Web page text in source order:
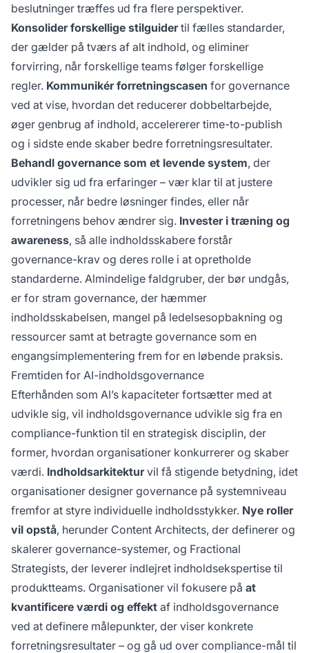
beslutninger træffes ud fra flere perspektiver.
Konsolider forskellige stilguidertil fælles standarder,
der gælder på tværs af alt indhold, og eliminer
forvirring, når forskellige teams følger forskellige
regler. Kommunikér forretningscasen for governance
ved at vise, hvordan det reducerer dobbeltarbejde,
øger genbrug af indhold, accelererer time-to-publish
og i sidste ende skaber bedre forretningsresultater.
Behandl governance som et levende system, der
udvikler sig ud fra erfaringer – vær klar til at justere
processer, når bedre løsninger findes, eller når
forretningens behov ændrer sig. Invester i træning og
awareness, så alle indholdsskabere forstår
governance-krav og deres rolle i at opretholde
standarderne. Almindelige faldgruber, der bør undgås,
er for stram governance, der hæmmer
indholdsskabelsen, mangel på ledelsesopbakning og
ressourcer samt at betragte governance som en
engangsimplementering frem for en løbende praksis.
Fremtiden for AI-indholdsgovernance
Efterhånden som AI’s kapaciteter fortsætter med at
udvikle sig, vil indholdsgovernance udvikle sig fra en
compliance-funktion til en strategisk disciplin, der
former, hvordan organisationer konkurrerer og skaber
værdi. Indholdsarkitekturvil få stigende betydning, idet
organisationer designer governance på systemniveau
fremfor at styre individuelle indholdsstykker. Nye roller
vil opstå, herunder Content Architects, der definerer og
skalerer governance-systemer, og Fractional
Strategists, der leverer indlejret indholdsekspertise til
produktteams. Organisationer vil fokusere på at
kvantificere værdi og effekt af indholdsgovernance
ved at definere målepunkter, der viser konkrete
forretningsresultater – og gå ud over compliance-mål til